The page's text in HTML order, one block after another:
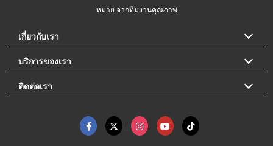
หมาย จากทีมงานคุณภาพ
เกี่ยวกับเรา
บริการของเรา
ติดต่อเรา